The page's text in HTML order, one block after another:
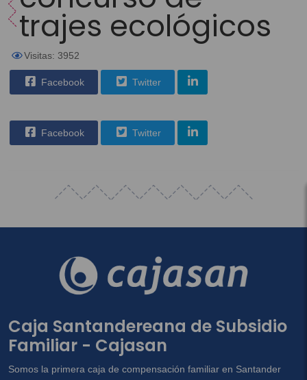
trajes ecológicos
Visitas: 3952
Facebook Twitter
Facebook Twitter
Caja Santandereana de Subsidio
Familiar - Cajasan
Somos la primera caja de compensación familiar en Santander